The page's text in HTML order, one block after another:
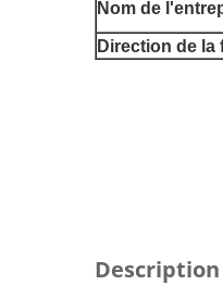
Nom de
Direction de